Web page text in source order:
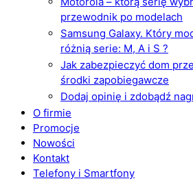
przewodnik po modelach
Samsung Galaxy. Który
różnią serie: M, A i S ?
Jak zabezpieczyć dom
środki zapobiegawcze
Dodaj opinię i zdobądź
O firmie
Promocje
Nowości
Kontakt
Telefony i Smartfony